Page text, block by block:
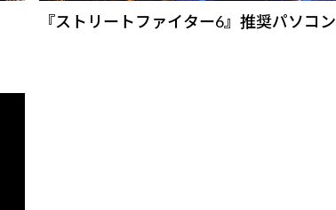
『ストリートファイター6』推奨パソコン